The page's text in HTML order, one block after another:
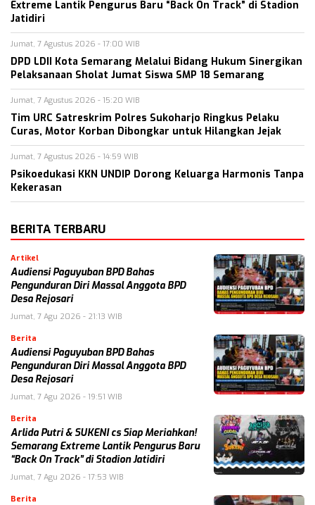
Extreme Lantik Pengurus Baru “Back On Track” di Stadion
Jatidiri
Jumat, 7 Agustus 2026 - 17:00 WIB
DPD LDII Kota Semarang Melalui Bidang Hukum Sinergikan
Pelaksanaan Sholat Jumat Siswa SMP 18 Semarang
Jumat, 7 Agustus 2026 - 15:20 WIB
Tim URC Satreskrim Polres Sukoharjo Ringkus Pelaku
Curas, Motor Korban Dibongkar untuk Hilangkan Jejak
Jumat, 7 Agustus 2026 - 14:59 WIB
Psikoedukasi KKN UNDIP Dorong Keluarga Harmonis Tanpa
Kekerasan
BERITA TERBARU
Artikel
Audiensi Paguyuban BPD Bahas
Pengunduran Diri Massal Anggota BPD
Desa Rejosari
Jumat, 7 Agu 2026 - 21:13 WIB
Berita
Audiensi Paguyuban BPD Bahas
Pengunduran Diri Massal Anggota BPD
Desa Rejosari
Jumat, 7 Agu 2026 - 19:51 WIB
Berita
Arlida Putri & SUKENI cs Siap Meriahkan!
Semarang Extreme Lantik Pengurus Baru
“Back On Track” di Stadion Jatidiri
Jumat, 7 Agu 2026 - 17:53 WIB
Berita